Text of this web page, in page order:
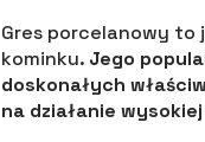
Gres porcelanowy to
kominku. Jego
doskonałych
na działanie